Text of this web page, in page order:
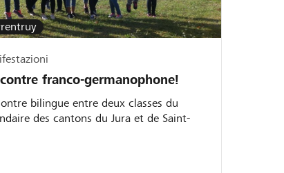
franco-germanophone!
bilingue entre deux classes du
des cantons du Jura et de Saint-